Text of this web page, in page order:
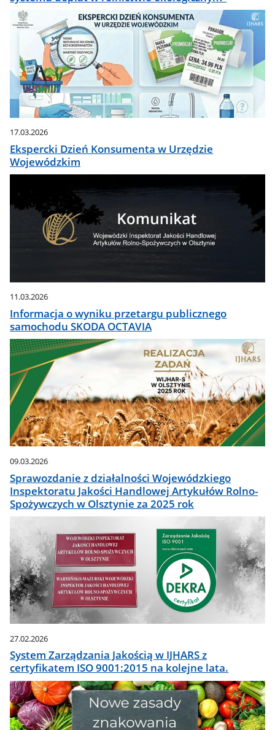
17.03.2026
Ekspercki Dzień Konsumenta w Urzędzie
Wojewódzkim
11.03.2026
Informacja o wyniku przetargu publicznego
samochodu SKODA OCTAVIA
09.03.2026
Sprawozdanie z działalności Wojewódzkiego
Inspektoratu Jakości Handlowej Artykułów Rolno-
Spożywczych w Olsztynie za 2025 rok
27.02.2026
System Zarządzania Jakością w IJHARS z
certyfikatem ISO 9001:2015 na kolejne lata.